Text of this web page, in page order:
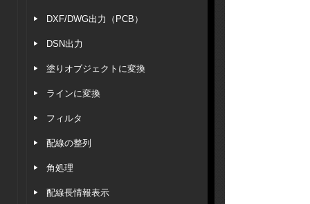
DXF/DWG出力（PCB）
DSN出力
塗りオブジェクトに変換
ラインに変換
フィルタ
配線の整列
角処理
配線長情報表示